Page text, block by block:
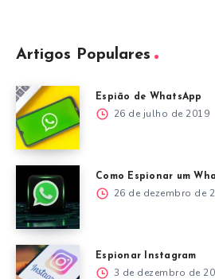
Artigos Populares
Espião de WhatsApp
26 de julho de 2019
Como Espionar um
26 de dezembro de
Espionar Instagram
3 de dezembro de